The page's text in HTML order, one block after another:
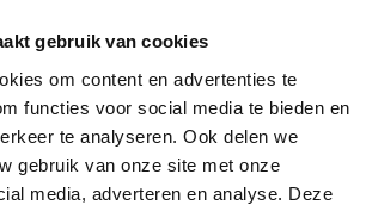
gebruik van cookies
om content en advertenties te
functies voor social media te bieden en
te analyseren. Ook delen we
gebruik van onze site met onze
media, adverteren en analyse. Deze